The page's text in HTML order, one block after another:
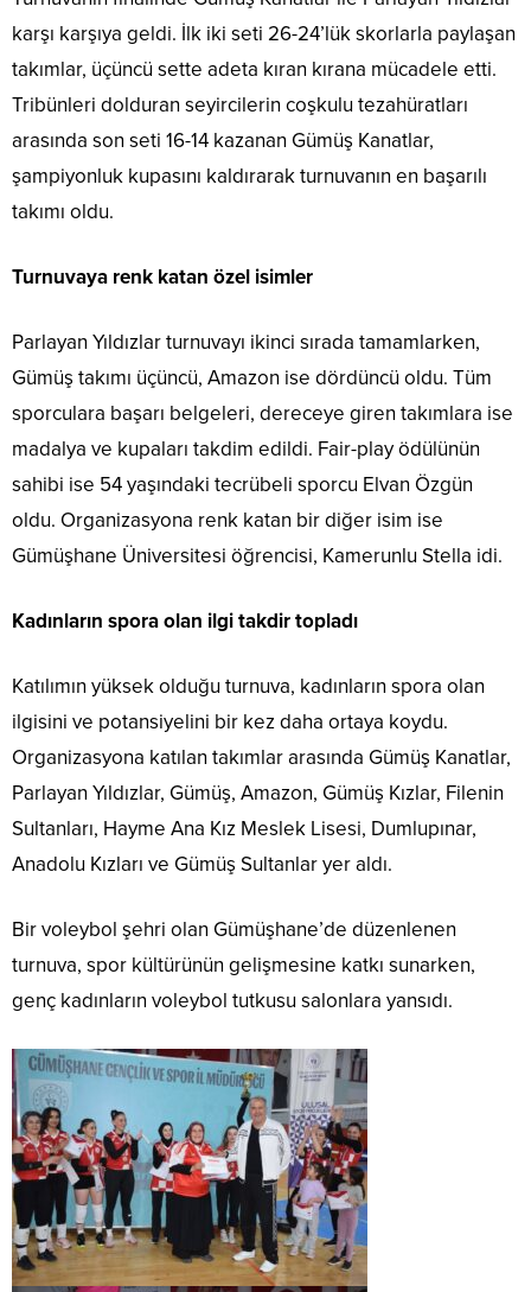
karşı karşıya geldi. İlk iki seti 26-24’lük skorlarla paylaşan
takımlar, üçüncü sette adeta kıran kırana mücadele etti.
Tribünleri dolduran seyircilerin coşkulu tezahüratları
arasında son seti 16-14 kazanan Gümüş Kanatlar,
şampiyonluk kupasını kaldırarak turnuvanın en başarılı
takımı oldu.
Turnuvaya renk katan özel isimler
Parlayan Yıldızlar turnuvayı ikinci sırada tamamlarken,
Gümüş takımı üçüncü, Amazon ise dördüncü oldu. Tüm
sporculara başarı belgeleri, dereceye giren takımlara ise
madalya ve kupaları takdim edildi. Fair-play ödülünün
sahibi ise 54 yaşındaki tecrübeli sporcu Elvan Özgün
oldu. Organizasyona renk katan bir diğer isim ise
Gümüşhane Üniversitesi öğrencisi, Kamerunlu Stella idi.
Kadınların spora olan ilgi takdir topladı
Katılımın yüksek olduğu turnuva, kadınların spora olan
ilgisini ve potansiyelini bir kez daha ortaya koydu.
Organizasyona katılan takımlar arasında Gümüş Kanatlar,
Parlayan Yıldızlar, Gümüş, Amazon, Gümüş Kızlar, Filenin
Sultanları, Hayme Ana Kız Meslek Lisesi, Dumlupınar,
Anadolu Kızları ve Gümüş Sultanlar yer aldı.
Bir voleybol şehri olan Gümüşhane’de düzenlenen
turnuva, spor kültürünün gelişmesine katkı sunarken,
genç kadınların voleybol tutkusu salonlara yansıdı.